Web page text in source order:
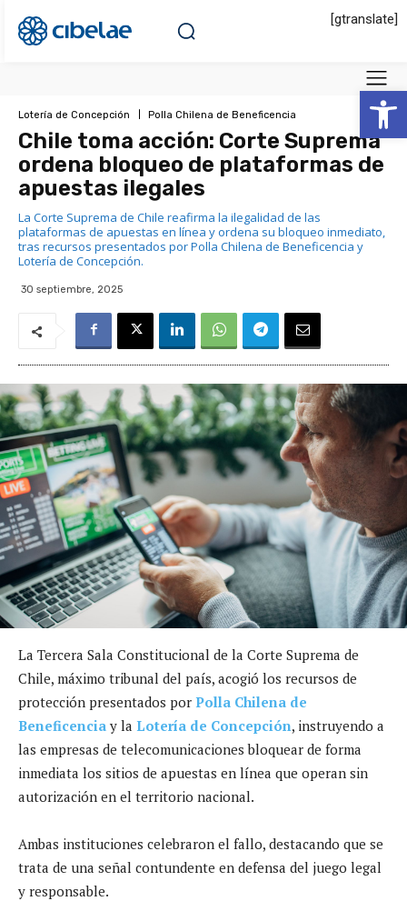
Abrir
[gtranslate]
Lotería de Concepción Polla Chilena de Beneficencia
Chile toma acción: Corte Suprema
ordena bloqueo de plataformas de
apuestas ilegales
La Corte Suprema de Chile reafirma la ilegalidad de las
plataformas de apuestas en línea y ordena su bloqueo inmediato,
tras recursos presentados por Polla Chilena de Beneficencia y
Lotería de Concepción.
30 septiembre, 2025
La Tercera Sala Constitucional de la Corte Suprema de
Chile, máximo tribunal del país, acogió los recursos de
protección presentados por Polla Chilena de
Beneficencia y la Lotería de Concepción, instruyendo a
las empresas de telecomunicaciones bloquear de forma
inmediata los sitios de apuestas en línea que operan sin
autorización en el territorio nacional.
Ambas instituciones celebraron el fallo, destacando que se
trata de una señal contundente en defensa del juego legal
y responsable.